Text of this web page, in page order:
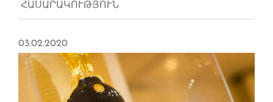
ՀԱՍԱՐԱԿՈՒԹՅՈՒՆ
03.02.2020